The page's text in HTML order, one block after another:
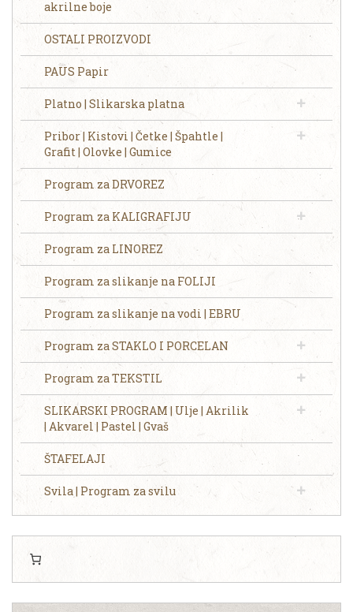
akrilne boje
OSTALI PROIZVODI
PAUS Papir
Platno | Slikarska platna
Pribor | Kistovi | Četke | Špahtle |
Grafit | Olovke | Gumice
Program za DRVOREZ
Program za KALIGRAFIJU
Program za LINOREZ
Program za slikanje na FOLIJI
Program za slikanje na vodi | EBRU
Program za STAKLO I PORCELAN
Program za TEKSTIL
SLIKARSKI PROGRAM | Ulje | Akrilik
| Akvarel | Pastel | Gvaš
ŠTAFELAJI
Svila | Program za svilu